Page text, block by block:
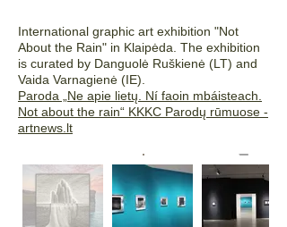
International graphic art exhibition "Not
About the Rain" in Klaipėda. The exhibition
is curated by Danguolė Ruškienė (LT) and
Vaida Varnagienė (IE).
Paroda „Ne apie lietų. Ní faoin mbáisteach.
Not about the rain“ KKKC Parodų rūmuose -
artnews.lt